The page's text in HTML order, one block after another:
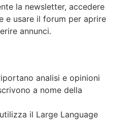
la newsletter, accedere
e usare il forum per aprire
annunci.
analisi e opinioni
a nome della
il Large Language